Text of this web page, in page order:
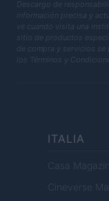
Descargo de
información precisa y
ve cuando visita una
sitio de productos
de compra y servicios se
los Términos y
ITALIA
Casa
Cineverse